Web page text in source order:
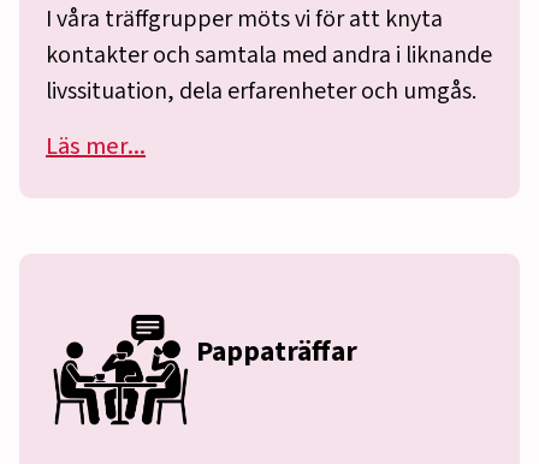
I våra träffgrupper möts vi för att knyta
kontakter och samtala med andra i liknande
livssituation, dela erfarenheter och umgås.
Läs mer...
Pappaträffar